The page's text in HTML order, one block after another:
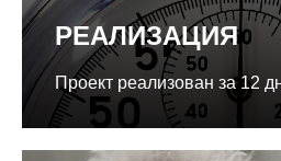
РЕАЛИЗАЦИЯ
Проект реализован за 12